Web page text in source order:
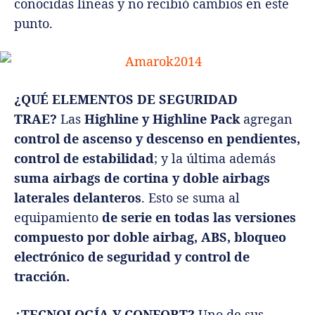
punto.
¿QUÉ ELEMENTOS DE SEGURIDAD
TRAE? Las Highline y Highline Pack agregan
control de ascenso y descenso en pendientes,
control de estabilidad; y la última además
suma airbags de cortina y doble airbags
laterales delanteros. Esto se suma al
equipamiento de serie en todas las versiones
compuesto por doble airbag, ABS, bloqueo
electrónico de seguridad y control de
tracción.